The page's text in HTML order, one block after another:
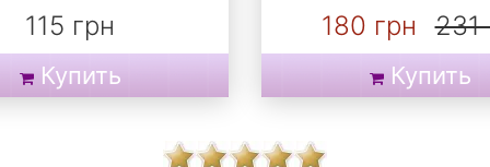
115 грн
Купить
180 грн 231
Купить